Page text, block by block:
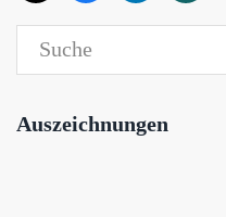
Auszeichnungen